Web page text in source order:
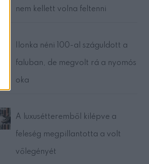
nem kellett volna feltenni
Ilonka néni 100-al száguldott a
faluban, de megvolt rá a nyomós
oka
A luxusétteremből kilépve a
feleség megpillantotta a volt
vőlegényét